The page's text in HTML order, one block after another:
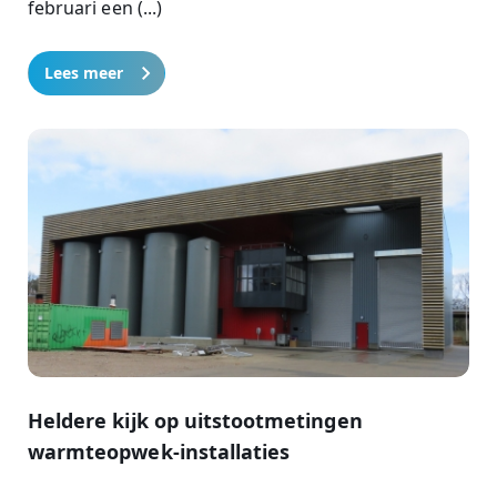
februari een (...)
Lees meer
Heldere kijk op uitstootmetingen
warmteopwek-installaties